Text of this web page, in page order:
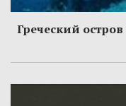
Греческий